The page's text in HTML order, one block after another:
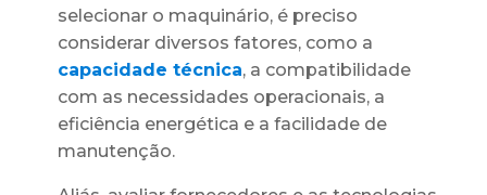
selecionar o maquinário, é preciso
considerar diversos fatores, como a
capacidade técnica, a compatibilidade
com as necessidades operacionais, a
eficiência energética e a facilidade de
manutenção.